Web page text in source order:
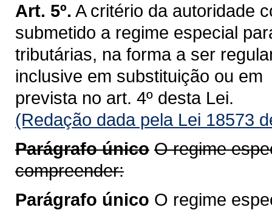
Art. 5º. A critério da autoridade
submetido a regime especial
tributárias, na forma a ser
inclusive em substituição ou
prevista no art. 4º desta Lei.
(Redação dada pela Lei 18573
Parágrafo único O regime
compreender:
Parágrafo único O regime